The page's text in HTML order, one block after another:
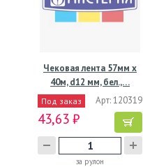
Чековая лента 57мм х
40м, d12 мм, бел.,…
Под заказ Арт: 120319
43,63 ₽
за рулон